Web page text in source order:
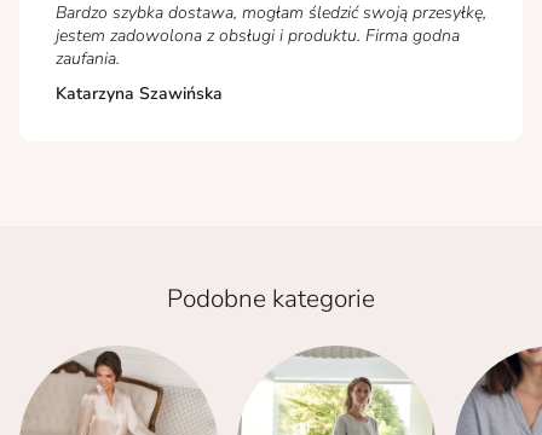
Bardzo szybka dostawa, mogłam śledzić swoją przesyłkę,
jestem zadowolona z obsługi i produktu. Firma godna
zaufania.
Katarzyna Szawińska
Podobne kategorie